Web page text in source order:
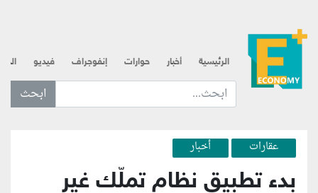
الرئيسية أخبار حوارات إنفوجراف فيديو
ابحث عن... :
عقارات أخبار
بدء تطبيق نظام تملّك غير